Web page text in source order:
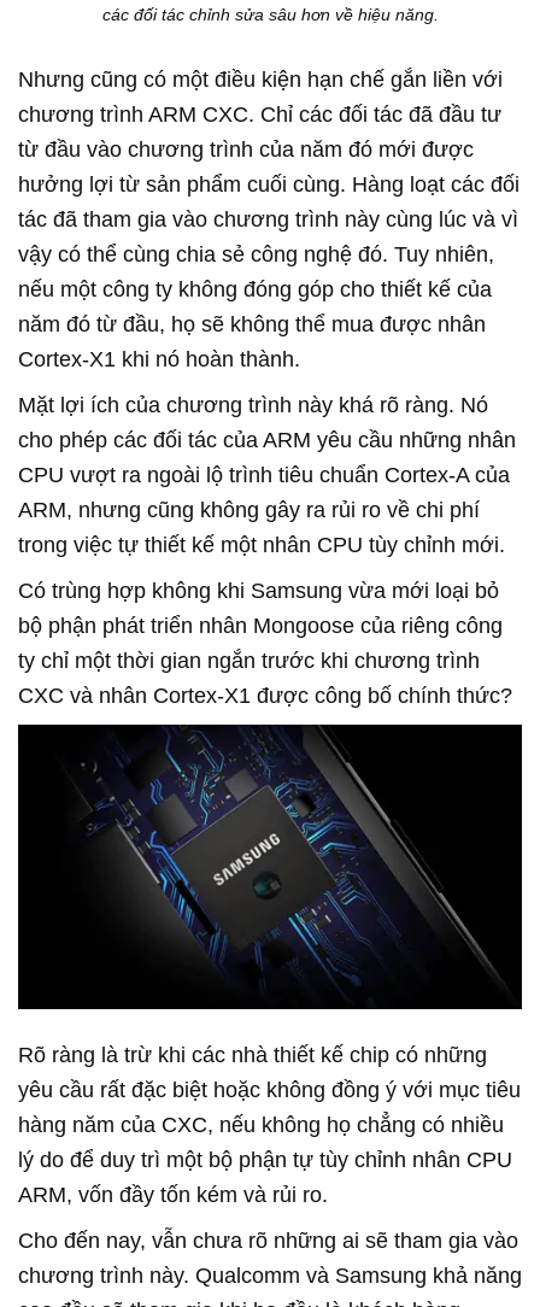
các đối tác chỉnh sửa sâu hơn về hiệu năng.
Nhưng cũng có một điều kiện hạn chế gắn liền với
chương trình ARM CXC. Chỉ các đối tác đã đầu tư
từ đầu vào chương trình của năm đó mới được
hưởng lợi từ sản phẩm cuối cùng. Hàng loạt các đối
tác đã tham gia vào chương trình này cùng lúc và vì
vậy có thể cùng chia sẻ công nghệ đó. Tuy nhiên,
nếu một công ty không đóng góp cho thiết kế của
năm đó từ đầu, họ sẽ không thể mua được nhân
Cortex-X1 khi nó hoàn thành.
Mặt lợi ích của chương trình này khá rõ ràng. Nó
cho phép các đối tác của ARM yêu cầu những nhân
CPU vượt ra ngoài lộ trình tiêu chuẩn Cortex-A của
ARM, nhưng cũng không gây ra rủi ro về chi phí
trong việc tự thiết kế một nhân CPU tùy chỉnh mới.
Có trùng hợp không khi Samsung vừa mới loại bỏ
bộ phận phát triển nhân Mongoose của riêng công
ty chỉ một thời gian ngắn trước khi chương trình
CXC và nhân Cortex-X1 được công bố chính thức?
Rõ ràng là trừ khi các nhà thiết kế chip có những
yêu cầu rất đặc biệt hoặc không đồng ý với mục tiêu
hàng năm của CXC, nếu không họ chẳng có nhiều
lý do để duy trì một bộ phận tự tùy chỉnh nhân CPU
ARM, vốn đầy tốn kém và rủi ro.
Cho đến nay, vẫn chưa rõ những ai sẽ tham gia vào
chương trình này. Qualcomm và Samsung khả năng